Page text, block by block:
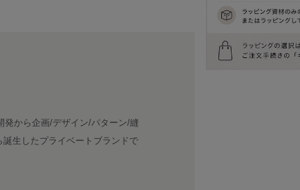
発から企画/デザイン/パターン/縫
生したプライベートブランドで